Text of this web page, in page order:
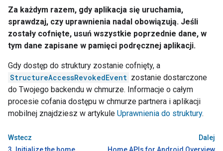
Za każdym razem, gdy aplikacja się uruchamia,
sprawdzaj, czy uprawnienia nadal obowiązują. Jeśli
zostały cofnięte, usuń wszystkie poprzednie dane, w
tym dane zapisane w pamięci podręcznej aplikacji.
Gdy dostęp do struktury zostanie cofnięty, a
StructureAccessRevokedEvent zostanie dostarczone
do Twojego backendu w chmurze. Informacje o całym
procesie cofania dostępu w chmurze partnera i aplikacji
mobilnej znajdziesz w artykule Uprawnienia do struktury.
Wstecz
Dalej